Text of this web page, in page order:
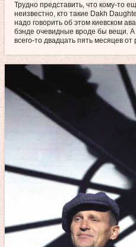
Трудно представить, что кому‑то
неизвестно, кто такие Dakh
надо говорить об этом киевском
бэнде очевидные вроде бы вещи. А
всего‑то двадцать пять месяцев от